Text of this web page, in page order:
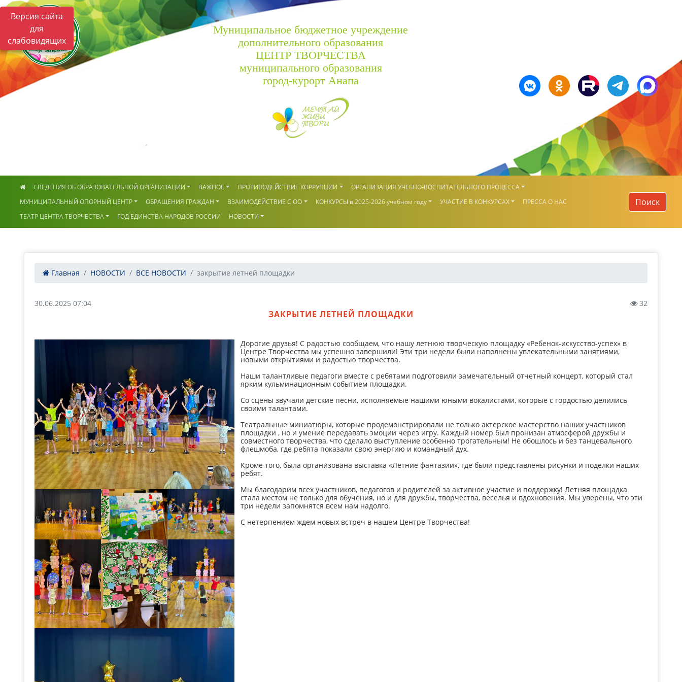
Версия сайта
для
слабовидящих
Муниципальное бюджетное учреждение
дополнительного образования
ЦЕНТР ТВОРЧЕСТВА
муниципального образования
город-курорт Анапа
СВЕДЕНИЯ ОБ ОБРАЗОВАТЕЛЬНОЙ ОРГАНИЗАЦИИ ВАЖНОЕ ПРОТИВОДЕЙСТВИЕ КОРРУПЦИИ
ОРГАНИЗАЦИЯ УЧЕБНО-ВОСПИТАТЕЛЬНОГО ПРОЦЕССА
МУНИЦИПАЛЬНЫЙ ОПОРНЫЙ ЦЕНТР
ОБРАЩЕНИЯ ГРАЖДАН ВЗАИМОДЕЙСТВИЕ С ОО КОНКУРСЫ в 2025-2026 учебном году УЧАСТИЕ В КОНКУРСАХ
ПРЕССА О НАС
ТЕАТР ЦЕНТРА ТВОРЧЕСТВА
ГОД ЕДИНСТВА НАРОДОВ РОССИИ НОВОСТИ
Поиск
Главная НОВОСТИ ВСЕ НОВОСТИ закрытие летней площадки
30.06.2025 07:04 32
ЗАКРЫТИЕ ЛЕТНЕЙ ПЛОЩАДКИ
Дорогие друзья! С радостью сообщаем, что нашу летнюю творческую площадку «Ребенок-искусство-успех» в
Центре Творчества мы успешно завершили! Эти три недели были наполнены увлекательными занятиями,
новыми открытиями и радостью творчества.
Наши талантливые педагоги вместе с ребятами подготовили замечательный отчетный концерт, который стал
ярким кульминационным событием площадки.
Со сцены звучали детские песни, исполняемые нашими юными вокалистами, которые с гордостью делились
своими талантами.
Театральные миниатюры, которые продемонстрировали не только актерское мастерство наших участников
площадки , но и умение передавать эмоции через игру. Каждый номер был пронизан атмосферой дружбы и
совместного творчества, что сделало выступление особенно трогательным! Не обошлось и без танцевального
флешмоба, где ребята показали свою энергию и командный дух.
Кроме того, была организована выставка «Летние фантазии», где были представлены рисунки и поделки наших
ребят.
Мы благодарим всех участников, педагогов и родителей за активное участие и поддержку! Летняя площадка
стала местом не только для обучения, но и для дружбы, творчества, веселья и вдохновения. Мы уверены, что эти
три недели запомнятся всем нам надолго.
С нетерпением ждем новых встреч в нашем Центре Творчества!